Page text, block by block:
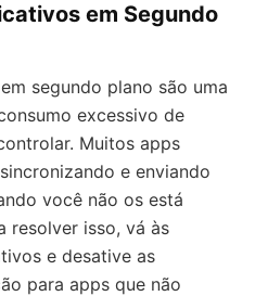
em Segundo
segundo plano são uma
excessivo de
Muitos apps
e enviando
você não os está
resolver isso, vá às
e desative as
para apps que não